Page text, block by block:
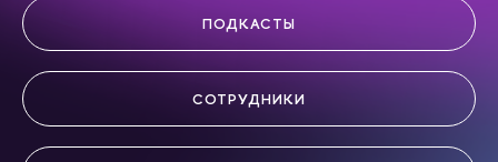
ПОДКАСТЫ
СОТРУДНИКИ